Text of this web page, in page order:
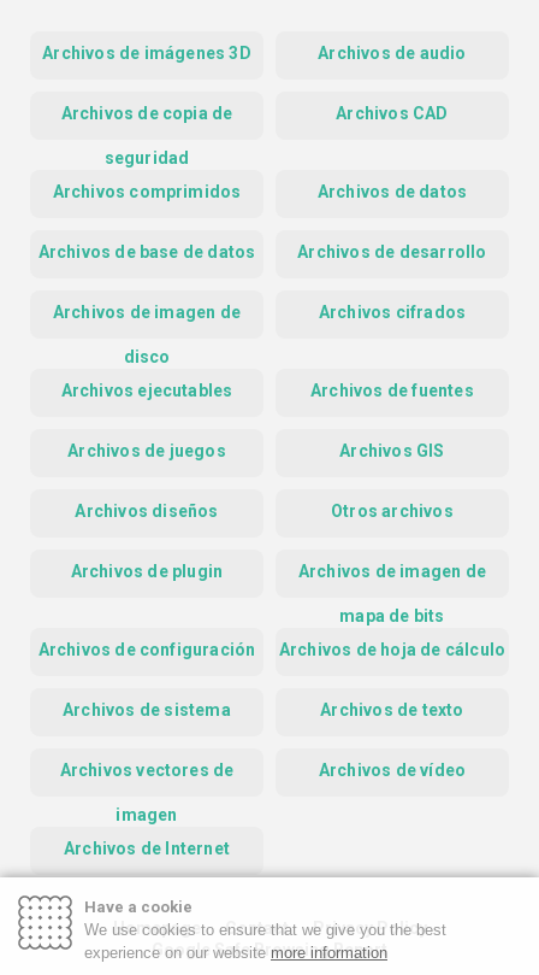
Archivos de imágenes 3D Archivos de audio
Archivos de copia de
seguridad
Archivos CAD
Archivos comprimidos Archivos de datos
Archivos de base de datos Archivos de desarrollo
Archivos de imagen de
disco
Archivos cifrados
Archivos ejecutables Archivos de fuentes
Archivos de juegos Archivos GIS
Archivos diseños Otros archivos
Archivos de plugin Archivos de imagen de
mapa de bits
Archivos de configuración
Archivos de hoja de cálculo
Archivos de sistema Archivos de texto
Archivos vectores de
imagen
Archivos de vídeo
Archivos de Internet
Homepage Contact
Privacy Policy
Google Safe Browsing Report
Have a cookie
We use cookies to ensure that we give you the best
experience on our website more information